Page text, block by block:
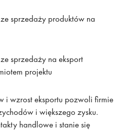
sprzedaży produktów na
sprzedaży na eksport
projektu
i wzrost eksportu pozwoli firmie
i większego zysku.
handlowe i stanie się